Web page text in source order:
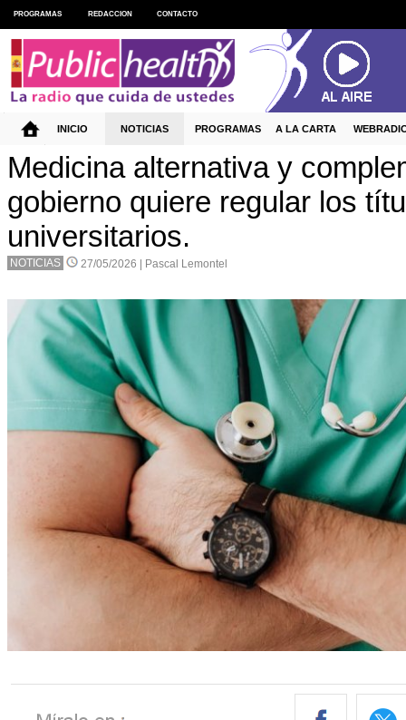
Medicina alternativa y
gobierno quiere regular los
universitarios.
NOTICIAS 27/05/2026 | Pascal Lemontel
PROGRAMAS REDACCION CONTACTO
INICIO NOTICIAS PROGRAMAS A LA CARTA